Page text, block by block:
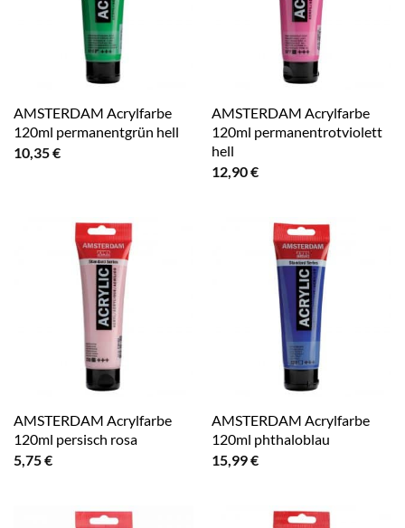
AMSTERDAM Acrylfarbe
120ml permanentgrün hell
10,35€
AMSTERDAM Acrylfarbe
120ml permanentrotviolett
hell
12,90€
AMSTERDAM Acrylfarbe
120ml persisch rosa
5,75€
AMSTERDAM Acrylfarbe
120ml phthaloblau
15,99€